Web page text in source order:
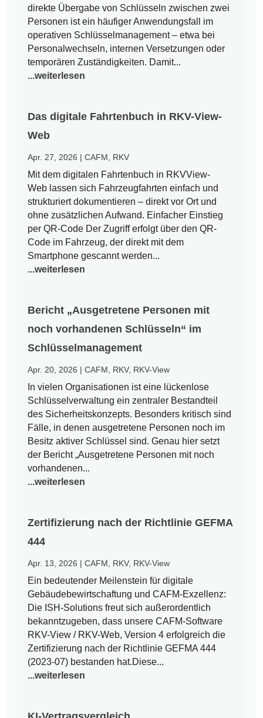
direkte Übergabe von Schlüsseln zwischen zwei
Personen ist ein häufiger Anwendungsfall im
operativen Schlüsselmanagement – etwa bei
Personalwechseln, internen Versetzungen oder
temporären Zuständigkeiten. Damit...
...weiterlesen
Das digitale Fahrtenbuch in RKV-View-
Web
Apr. 27, 2026 |CAFM RKV
Mit dem digitalen Fahrtenbuch in RKVView-
Web lassen sich Fahrzeugfahrten einfach und
strukturiert dokumentieren – direkt vor Ort und
ohne zusätzlichen Aufwand. Einfacher Einstieg
per QR-Code Der Zugriff erfolgt über den QR-
Code im Fahrzeug, der direkt mit dem
Smartphone gescannt werden...
...weiterlesen
Bericht „Ausgetretene Personen mit
noch vorhandenen Schlüsseln“ im
Schlüsselmanagement
Apr. 20, 2026 |CAFM RKV, RKV-View
In vielen Organisationen ist eine lückenlose
Schlüsselverwaltung ein zentraler Bestandteil
des Sicherheitskonzepts. Besonders kritisch sind
Fälle, in denen ausgetretene Personen noch im
Besitz aktiver Schlüssel sind. Genau hier setzt
der Bericht „Ausgetretene Personen mit noch
vorhandenen...
...weiterlesen
Zertifizierung nach der Richtlinie GEFMA
444
Apr. 13, 2026 |CAFM RKV, RKV-View
Ein bedeutender Meilenstein für digitale
Gebäudebewirtschaftung und CAFM-Exzellenz:
Die ISH-Solutions freut sich außerordentlich
bekanntzugeben, dass unsere CAFM-Software
RKV-View / RKV-Web, Version 4 erfolgreich die
Zertifizierung nach der Richtlinie GEFMA 444
(2023-07) bestanden hat.Diese...
...weiterlesen